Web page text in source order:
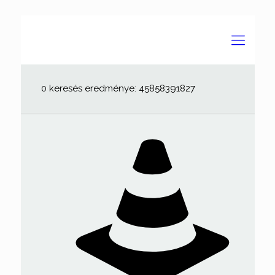
0 keresés eredménye: 45858391827